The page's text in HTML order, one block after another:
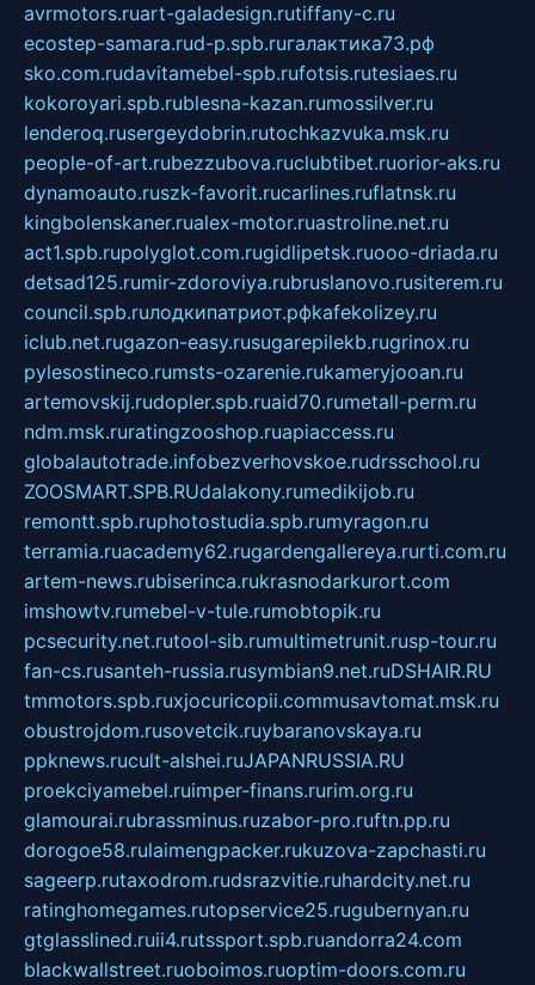
avrmotors.ruart-galadesign.rutiffany-c.ru
ecostep-samara.rud-p.spb.ruгалактика73.рф
sko.com.rudavitamebel-spb.rufotsis.rutesiaes.ru
kokoroyari.spb.rublesna-kazan.rumossilver.ru
lenderoq.rusergeydobrin.rutochkazvuka.msk.ru
people-of-art.rubezzubova.ruclubtibet.ruorior-aks.ru
dynamoauto.ruszk-favorit.rucarlines.ruflatnsk.ru
kingbolenskaner.rualex-motor.ruastroline.net.ru
act1.spb.rupolyglot.com.rugidlipetsk.ruooo-driada.ru
detsad125.rumir-zdoroviya.rubruslanovo.rusiterem.ru
council.spb.ruлодкипатриот.рфkafekolizey.ru
iclub.net.rugazon-easy.rusugarepilekb.rugrinox.ru
pylesostineco.rumsts-ozarenie.rukameryjooan.ru
artemovskij.rudopler.spb.ruaid70.rumetall-perm.ru
ndm.msk.ruratingzooshop.ruapiaccess.ru
globalautotrade.infobezverhovskoe.rudrsschool.ru
ZOOSMART.SPB.RUdalakony.rumedikijob.ru
remontt.spb.ruphotostudia.spb.rumyragon.ru
terramia.ruacademy62.rugardengallereya.rurti.com.ru
artem-news.rubiserinca.rukrasnodarkurort.com
imshowtv.rumebel-v-tule.rumobtopik.ru
pcsecurity.net.rutool-sib.rumultimetrunit.rusp-tour.ru
fan-cs.rusanteh-russia.rusymbian9.net.ruDSHAIR.RU
tmmotors.spb.ruxjocuricopii.commusavtomat.msk.ru
obustrojdom.rusovetcik.ruybaranovskaya.ru
ppknews.rucult-alshei.ruJAPANRUSSIA.RU
proekciyamebel.ruimper-finans.rurim.org.ru
glamourai.rubrassminus.ruzabor-pro.ruftn.pp.ru
dorogoe58.rulaimengpacker.rukuzova-zapchasti.ru
sageerp.rutaxodrom.rudsrazvitie.ruhardcity.net.ru
ratinghomegames.rutopservice25.rugubernyan.ru
gtglasslined.ruii4.rutssport.spb.ruandorra24.com
blackwallstreet.ruoboimos.ruoptim-doors.com.ru